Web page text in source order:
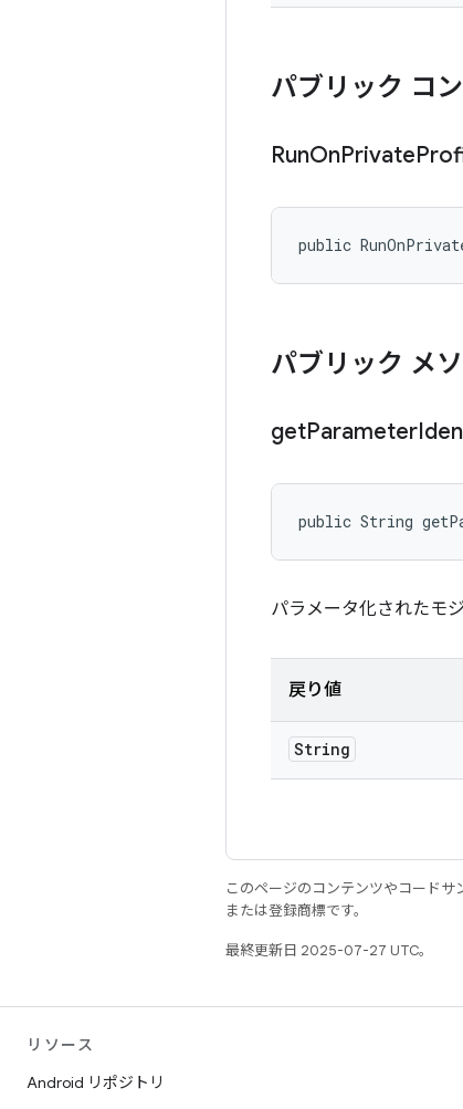
パブリック コ
RunOnPrivate
public
パブリック メ
getParameter
public String
パラメータ化されたモ
戻り値
String
このページのコンテンツやコードサ
または登録商標です。
最終更新日 2025-07-27 UTC。
リソース
Android リポジトリ